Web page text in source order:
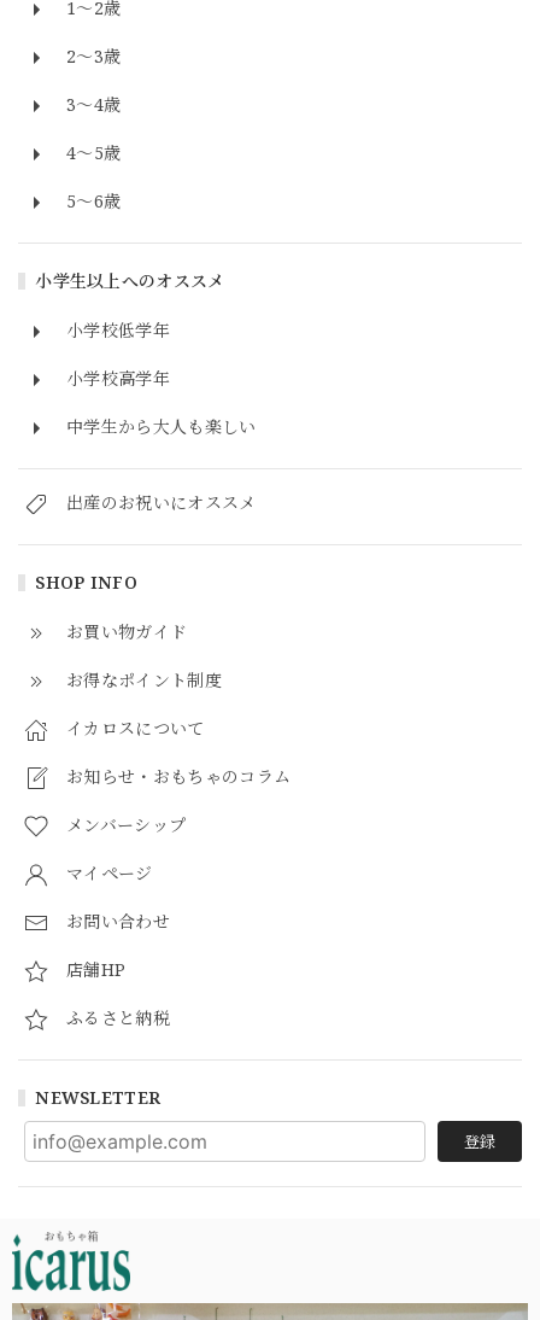
1～2歳
2～3歳
3～4歳
4～5歳
5～6歳
小学生以上へのオススメ
小学校低学年
小学校高学年
中学生から大人も楽しい
出産のお祝いにオススメ
SHOP INFO
お買い物ガイド
お得なポイント制度
イカロスについて
お知らせ・おもちゃのコラム
メンバーシップ
マイページ
お問い合わせ
店舗HP
ふるさと納税
NEWSLETTER
登録